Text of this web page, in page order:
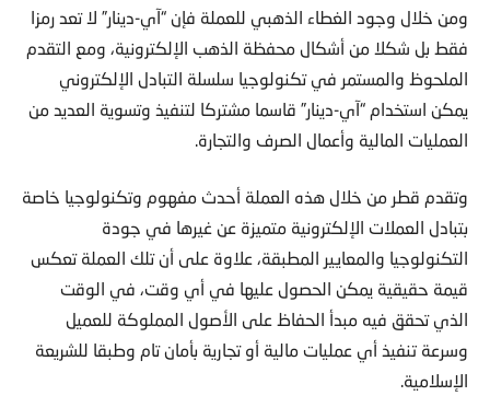
ومن خلال وجود الغطاء الذهبي للعملة فإن “آي-دينار” لا تعد رمزا
فقط بل شكلا من أشكال محفظة الذهب الإلكترونية، ومع التقدم
الملحوظ والمستمر في تكنولوجيا سلسلة التبادل الإلكتروني
يمكن استخدام “آي-دينار” قاسما مشتركا لتنفيذ وتسوية العديد من
العمليات المالية وأعمال الصرف والتجارة.
وتقدم قطر من خلال هذه العملة أحدث مفهوم وتكنولوجيا خاصة
بتبادل العملات الإلكترونية متميزة عن غيرها في جودة
التكنولوجيا والمعايير المطبقة، علاوة على أن تلك العملة تعكس
قيمة حقيقية يمكن الحصول عليها في أي وقت، في الوقت
الذي تحقق فيه مبدأ الحفاظ على الأصول المملوكة للعميل
وسرعة تنفيذ أي عمليات مالية أو تجارية بأمان تام وطبقا للشريعة
الإسلامية.